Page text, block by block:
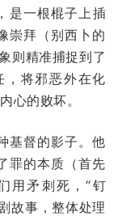
是一根棍子上插
崇拜（别西卜的
则精准捕捉到了
，将邪恶外在化
心的败坏。
基督的影子。他
罪的本质（首先
用矛刺死，“钉
故事，整体处理